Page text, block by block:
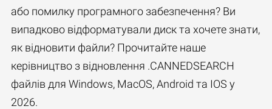
або помилку програмного забезпечення? Ви
випадково відформатували диск та хочете знати,
як відновити файли? Прочитайте наше
керівництво з відновлення .CANNEDSEARCH
файлів для Windows, MacOS, Android та IOS у
2026.